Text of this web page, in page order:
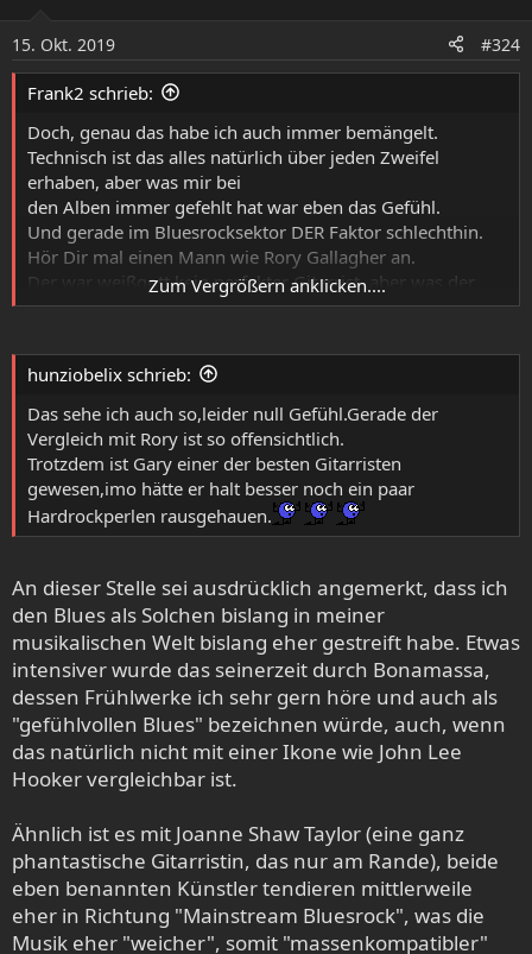
Etwas, was ich bei Moore immer vermisst habe.
Das er den Blues spielen konnte, daran besteht kein
Zweifel.
Die damit verbunden Emotionen konnte er, mir
zumindest, leider nie
vermitteln.
Das kommt noch hinzu
n
e
n
15. Okt. 2019 #324
Frank2 schrieb:
Doch, genau das habe ich auch immer bemängelt.
Technisch ist das alles natürlich über jeden Zweifel
erhaben, aber was mir bei
den Alben immer gefehlt hat war eben das Gefühl.
Und gerade im Bluesrocksektor DER Faktor schlechthin.
Hör Dir mal einen Mann wie Rory Gallagher an.
Der war weißgott kein perfekter Gitarrist, aber was der
aus dem Griffbrett
Oder, um mal eine aktuelles Beispiel ins Rennen zu
schicken, Kenny Wayne
Shepherd ( höre beispielsweise die Liveversion von "Heat
of the Sun" ).
Beide hatten/haben einen mehr (Shepherd) oder weniger
(Gallagher ) aus-
geprägten Rockhintergrund und haben diesen perfekt mit
dem klassischen
Etwas, was ich bei Moore immer vermisst habe.
Das er den Blues spielen konnte, daran besteht kein
Zweifel.
Die damit verbunden Emotionen konnte er, mir
zumindest, leider nie
vermitteln.
Zum Vergrößern anklicken....
hunziobelix schrieb:
Das sehe ich auch so,leider null Gefühl.Gerade der
Vergleich mit Rory ist so offensichtlich.
Trotzdem ist Gary einer der besten Gitarristen
gewesen,imo hätte er halt besser noch ein paar
Hardrockperlen rausgehauen.
An dieser Stelle sei ausdrücklich angemerkt, dass ich
den Blues als Solchen bislang in meiner
musikalischen Welt bislang eher gestreift habe. Etwas
intensiver wurde das seinerzeit durch Bonamassa,
dessen Frühlwerke ich sehr gern höre und auch als
"gefühlvollen Blues" bezeichnen würde, auch, wenn
das natürlich nicht mit einer Ikone wie John Lee
Hooker vergleichbar ist.
Ähnlich ist es mit Joanne Shaw Taylor (eine ganz
phantastische Gitarristin, das nur am Rande), beide
eben benannten Künstler tendieren mittlerweile
eher in Richtung "Mainstream Bluesrock", was die
Musik eher "weicher", somit "massenkompatibler"